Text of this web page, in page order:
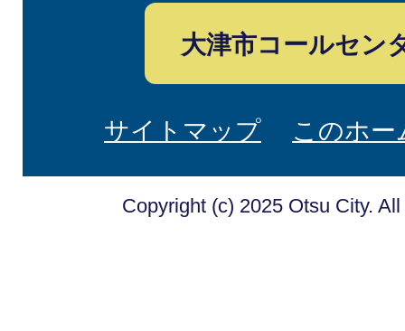
大津市コールセン
サイトマップ このホ
Copyright (c) 2025 Otsu City.